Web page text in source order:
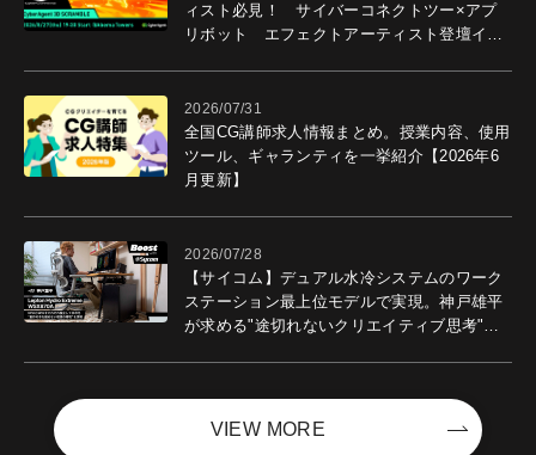
ィスト必見！ サイバーコネクトツー×アプ
リボット エフェクトアーティスト登壇イベ
2026/07/31
全国CG講師求人情報まとめ。授業内容、使用
ツール、ギャランティを一挙紹介【2026年6
月更新】
2026/07/28
【サイコム】デュアル水冷システムのワーク
ステーション最上位モデルで実現。神戸雄平
が求める"途切れないクリエイティブ思考"｜
VIEW MORE